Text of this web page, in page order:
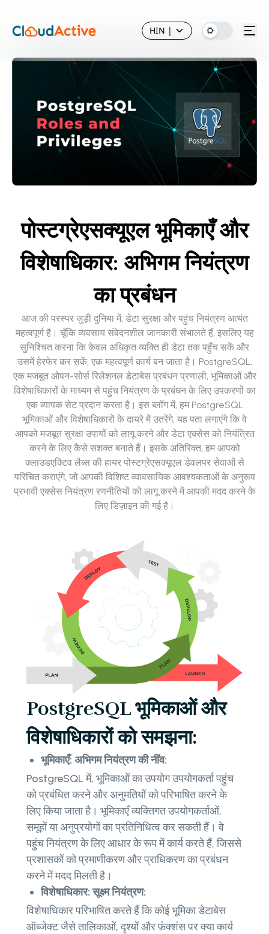
HIN |
पोस्टग्रेएसक्यूएल भूमिकाएँ और
विशेषाधिकार: अभिगम नियंत्रण
का प्रबंधन
आज की परस्पर जुड़ी दुनिया में, डेटा सुरक्षा और पहुंच नियंत्रण अत्यंत
महत्वपूर्ण है। चूँकि व्यवसाय संवेदनशील जानकारी संभालते हैं, इसलिए यह
सुनिश्चित करना कि केवल अधिकृत व्यक्ति ही डेटा तक पहुँच सकें और
उसमें हेरफेर कर सकें, एक महत्वपूर्ण कार्य बन जाता है। PostgreSQL,
एक मजबूत ओपन-सोर्स रिलेशनल डेटाबेस प्रबंधन प्रणाली, भूमिकाओं और
विशेषाधिकारों के माध्यम से पहुंच नियंत्रण के प्रबंधन के लिए उपकरणों का
एक व्यापक सेट प्रदान करता है। इस ब्लॉग में, हम PostgreSQL
भूमिकाओं और विशेषाधिकारों के दायरे में उतरेंगे, यह पता लगाएंगे कि वे
आपको मजबूत सुरक्षा उपायों को लागू करने और डेटा एक्सेस को नियंत्रित
करने के लिए कैसे सशक्त बनाते हैं। इसके अतिरिक्त, हम आपको
क्लाउडएक्टिव लैब्स की हायर पोस्टग्रेएसक्यूएल डेवलपर सेवाओं से
परिचित कराएंगे, जो आपकी विशिष्ट व्यावसायिक आवश्यकताओं के अनुरूप
प्रभावी एक्सेस नियंत्रण रणनीतियों को लागू करने में आपकी मदद करने के
लिए डिज़ाइन की गई है।
PostgreSQL भूमिकाओं और
विशेषाधिकारों को समझना:
भूमिकाएँ: अभिगम नियंत्रण की नींव:
PostgreSQL में, भूमिकाओं का उपयोग उपयोगकर्ता पहुंच
को प्रबंधित करने और अनुमतियों को परिभाषित करने के
लिए किया जाता है। भूमिकाएँ व्यक्तिगत उपयोगकर्ताओं,
समूहों या अनुप्रयोगों का प्रतिनिधित्व कर सकती हैं। वे
पहुंच नियंत्रण के लिए आधार के रूप में कार्य करते हैं, जिससे
प्रशासकों को प्रमाणीकरण और प्राधिकरण का प्रबंधन
करने में मदद मिलती है।
विशेषाधिकार: सूक्ष्म नियंत्रण:
विशेषाधिकार परिभाषित करते हैं कि कोई भूमिका डेटाबेस
ऑब्जेक्ट जैसे तालिकाओं, दृश्यों और फ़ंक्शंस पर क्या कार्य